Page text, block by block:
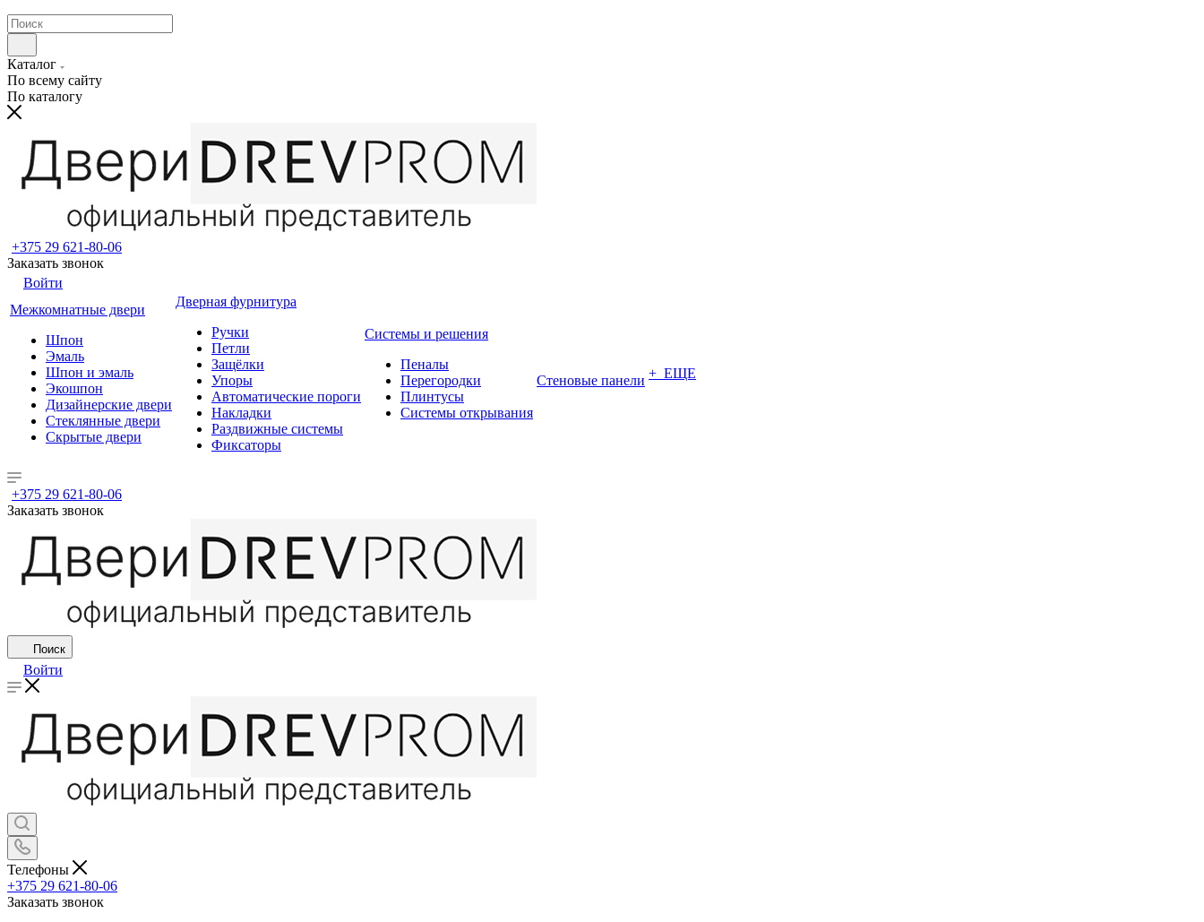
Каталог
По всему сайту
По каталогу
+375 29 621-80-06
Заказать звонок
Войти
Межкомнатные двери
Шпон
Эмаль
Шпон и эмаль
Экошпон
Дизайнерские двери
Стеклянные двери
Скрытые двери
Дверная фурнитура
Ручки
Петли
Защёлки
Упоры
Автоматические пороги
Накладки
Раздвижные системы
Фиксаторы
Системы и решения
Пеналы
Перегородки
Плинтусы
Системы открывания
Стеновые панели + ЕЩЕ
+375 29 621-80-06
Заказать звонок
Поиск
Войти
Телефоны
+375 29 621-80-06
Заказать звонок